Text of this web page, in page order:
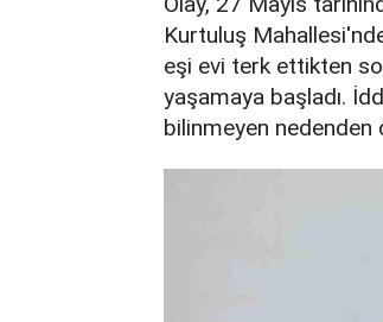
Kurtuluş
eşi evi terk ettikten
yaşamaya başladı.
bilinmeyen nedenden